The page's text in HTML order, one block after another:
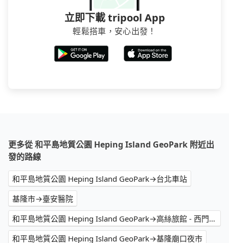
立即下載 tripool App
輕鬆搭車，安心出發！
更多從 和平島地質公園 Heping Island GeoPark 附近出
發的路線
和平島地質公園 Heping Island GeoPark→台北車站
基隆市→臺安醫院
和平島地質公園 Heping Island GeoPark→高絲旅館 - 西門町漢口館
和平島地質公園 Heping Island GeoPark→基隆廟口夜市